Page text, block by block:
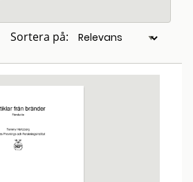
Sortera på: